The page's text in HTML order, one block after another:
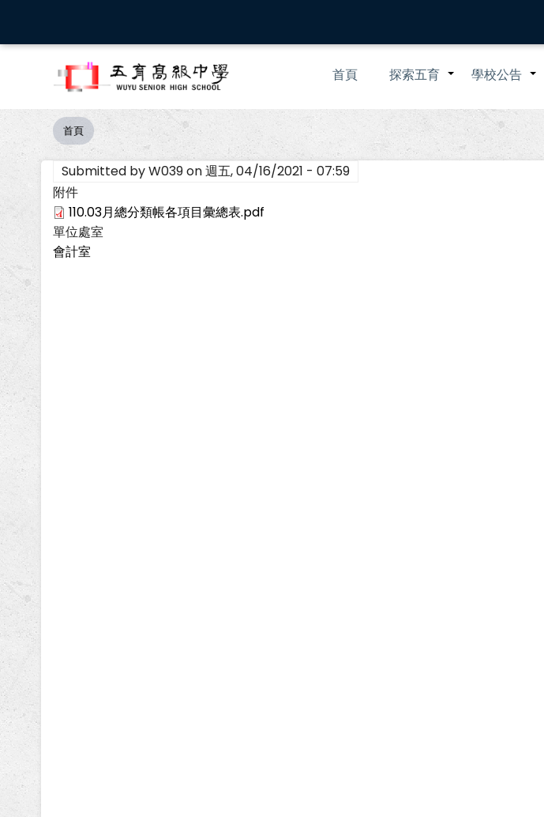
主
Main
navigation
首頁 +
探索五育 +
學校公告
導
航
連
結
首頁
Submitted byW039on週五, 04/16/2021 - 07:59
附件
110.03月總分類帳各項目彙總表.pdf
單位處室
會計室